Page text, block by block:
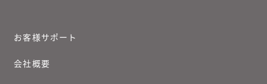
お客様サポート
会社概要